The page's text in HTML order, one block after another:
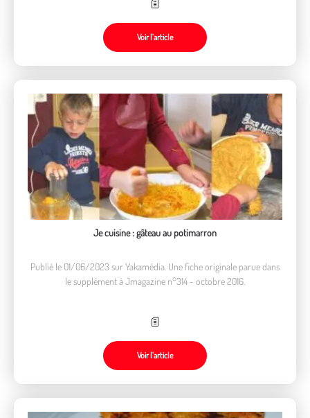
Voir l’article
Je cuisine : gâteau au potimarron
Publié le 01/06/2023 sur Yakamédia. Une fiche originale parue dans
le supplément à Jmagazine n°314 - octobre 2016.
Voir l’article